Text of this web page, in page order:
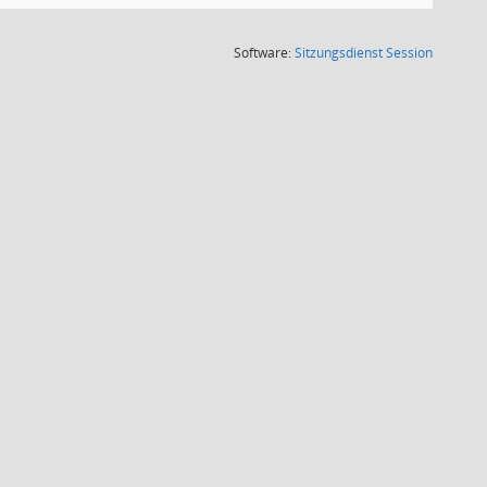
Software:SitzungsdienstSession(Wird in